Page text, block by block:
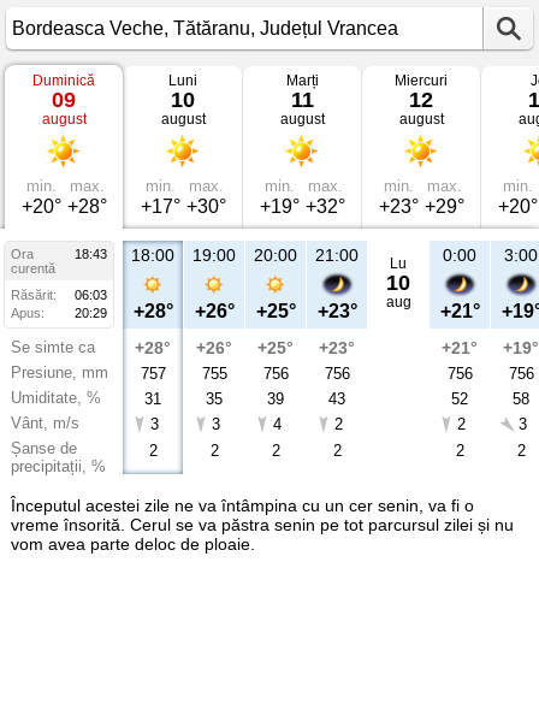
Vremea
Bordeasca
Veche
Tătăranu,
Județul
Vrancea
Duminică
09
august
min.
+20°
max.
+28°
Luni
10
august
min.
+17°
max.
+30°
Marți
11
august
min.
+19°
max.
+32°
Miercuri
12
august
min.
+23°
max.
+29°
min.
+20°
Ora
18:43
curentă
Răsărit:
06:03
Apus:
20:29
Se simte ca
Presiune, mm
Umiditate, %
Vânt, m/s
Șanse de
precipitații, %
18:00
+28°
+28°
757
31
3
2
19:00
+26°
+26°
755
35
3
2
20:00
+25°
+25°
756
39
4
2
21:00
+23°
+23°
756
43
2
2
Lu
10
aug
0:00
+21°
+21°
756
52
2
2
3:00
+19°
756
58
3
2
Începutul acestei zile ne va întâmpina cu un cer senin, va fi o
vreme însorită. Cerul se va păstra senin pe tot parcursul zilei și nu
vom avea parte deloc de ploaie.